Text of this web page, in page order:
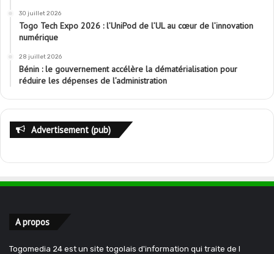
30 juillet 2026
Togo Tech Expo 2026 : l’UniPod de l’UL au cœur de l’innovation
numérique
28 juillet 2026
Bénin : le gouvernement accélère la dématérialisation pour
réduire les dépenses de l’administration
Advertisement (pub)
A propos
Togomedia 24 est un site togolais d'information qui traite de l